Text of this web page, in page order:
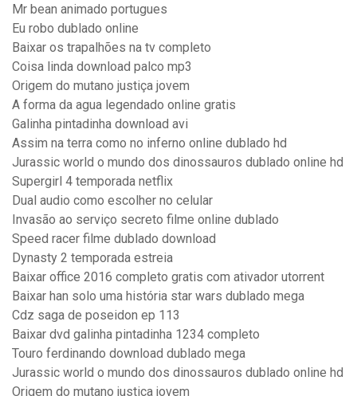
Mr bean animado portugues
Eu robo dublado online
Baixar os trapalhões na tv completo
Coisa linda download palco mp3
Origem do mutano justiça jovem
A forma da agua legendado online gratis
Galinha pintadinha download avi
Assim na terra como no inferno online dublado hd
Jurassic world o mundo dos dinossauros dublado online hd
Supergirl 4 temporada netflix
Dual audio como escolher no celular
Invasão ao serviço secreto filme online dublado
Speed racer filme dublado download
Dynasty 2 temporada estreia
Baixar office 2016 completo gratis com ativador utorrent
Baixar han solo uma história star wars dublado mega
Cdz saga de poseidon ep 113
Baixar dvd galinha pintadinha 1234 completo
Touro ferdinando download dublado mega
Jurassic world o mundo dos dinossauros dublado online hd
Origem do mutano justiça jovem